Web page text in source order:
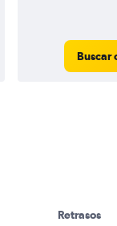
Buscar
Retrasos